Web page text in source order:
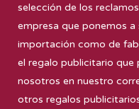
selección de los
empresa que ponemos
importación como de
el regalo publicitario que
nosotros en nuestro
otros regalos